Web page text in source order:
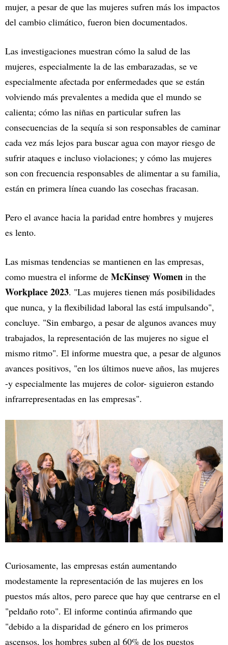
mujer, a pesar de que las mujeres sufren más los impactos
del cambio climático, fueron bien documentados.
Las investigaciones muestran cómo la salud de las
mujeres, especialmente la de las embarazadas, se ve
especialmente afectada por enfermedades que se están
volviendo más prevalentes a medida que el mundo se
calienta; cómo las niñas en particular sufren las
consecuencias de la sequía si son responsables de caminar
cada vez más lejos para buscar agua con mayor riesgo de
sufrir ataques e incluso violaciones; y cómo las mujeres
son con frecuencia responsables de alimentar a su familia,
están en primera línea cuando las cosechas fracasan.
Pero el avance hacia la paridad entre hombres y mujeres
es lento.
Las mismas tendencias se mantienen en las empresas,
como muestra el informe de McKinsey Women in the
Workplace 2023. "Las mujeres tienen más posibilidades
que nunca, y la flexibilidad laboral las está impulsando",
concluye. "Sin embargo, a pesar de algunos avances muy
trabajados, la representación de las mujeres no sigue el
mismo ritmo". El informe muestra que, a pesar de algunos
avances positivos, "en los últimos nueve años, las mujeres
-y especialmente las mujeres de color- siguieron estando
infrarrepresentadas en las empresas".
Curiosamente, las empresas están aumentando
modestamente la representación de las mujeres en los
puestos más altos, pero parece que hay que centrarse en el
"peldaño roto". El informe continúa afirmando que
"debido a la disparidad de género en los primeros
ascensos, los hombres suben al 60% de los puestos